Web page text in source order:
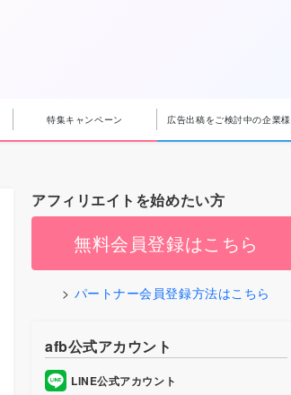
特集キャンペーン 広告出稿をご検討中の企業様
アフィリエイトを始めたい方
無料会員登録はこちら
パートナー会員登録方法はこちら
afb公式アカウント
LINE公式アカウント